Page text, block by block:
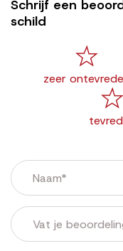
Schrijf een
schild
zeer